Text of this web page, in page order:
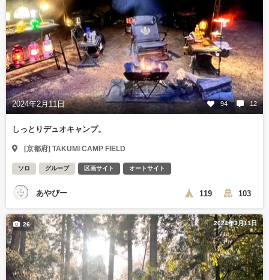
2024年2月11日 94 12
しっとりデュオキャンプ。
[京都府] TAKUMI CAMP FIELD
ソロ グループ 区画サイト オートサイト
あやぴー 119 103
2024年3月11日
26